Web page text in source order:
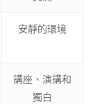
安靜的環境
講座、演講和
獨白